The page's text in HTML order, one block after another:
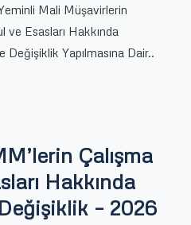
Mali Müşavirlerin
ve Esasları Hakkında
Değişiklik Yapılmasına Dair..
Çalışma
Hakkında
– 2026